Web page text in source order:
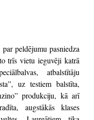
peldējumu pasniedza
trīs vietu ieguvēji katrā
atbalstītāju
uz testiem balstīta,
produkciju, kā arī
augstākās klases